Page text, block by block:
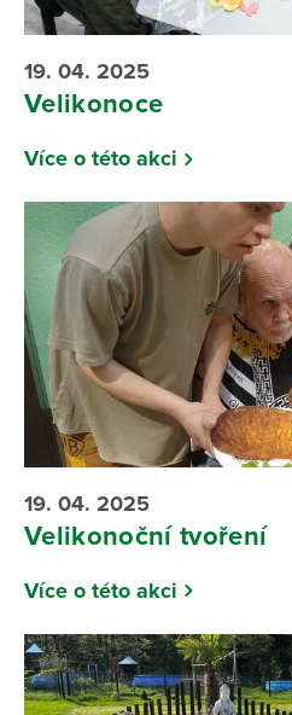
19. 04. 2025
Velikonoce
Více o této akci
19. 04. 2025
Velikonoční tvoření
Více o této akci